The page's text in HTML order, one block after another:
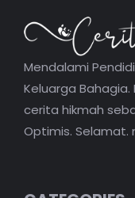
Mendalami
Keluarga
cerita hikmah
Optimis. Selamat.